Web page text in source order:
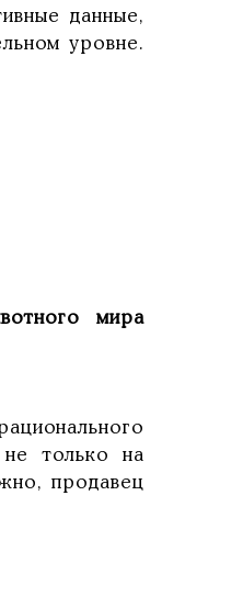
данные,
уровне.
мира
только на
продавец